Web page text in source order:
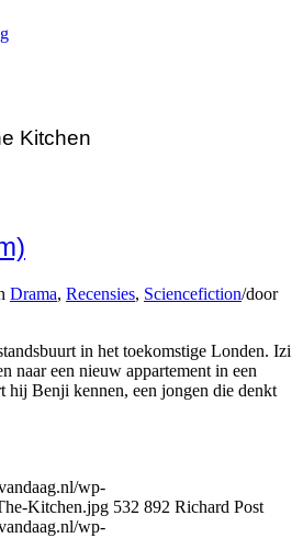
Kitchen
Drama, Recensies, Sciencefiction/door
in het toekomstige Londen. Izi
naar een nieuw appartement in een
hij Benji kennen, een jongen die denkt
wp-
Kitchen.jpg 532 892 Richard Post
wp-